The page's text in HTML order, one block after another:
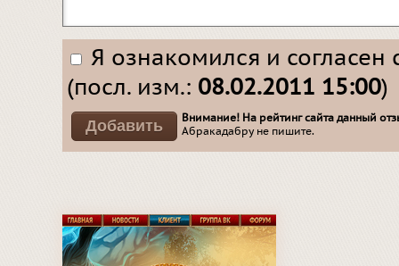
Я ознакомился и согласен
(посл. изм.: 08.02.2011 15:00)
Внимание! На рейтинг сайта данный
Абракадабру не пишите.